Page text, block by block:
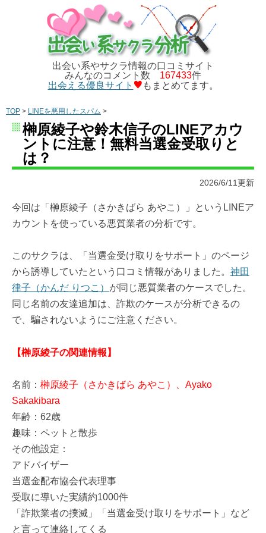
出会い系やサクラ情報の口コミサイト
みんなのコメント数 167433件
出会える優良サイト
もまとめてます。
TOP > LINEを悪用したスパム >
榊原綾子や鈴木信子のLINEアカウ
ントに注意！無料当選金受取りと
は？
2026/6/11更新
今回は「榊原綾子（さかきばら あやこ）」というLINEア
カウントを使っている悪質業者の分析です。
このサクラは、「当選金受け取りをサポート」のページ
から誘導していたという口コミ情報がありました。 神田
律子（かんだ りつこ） が同じ悪質業者のケースでした。
同じ名前の友達追加は、詐欺のケースが分析できるの
で、騙されないようにご注意ください。
【榊原綾子の関連情報】
名前： 榊原綾子（さかきばら あやこ）、Ayako
Sakakibara
年齢：62歳
趣味：ペットと散歩
その他設定：
アドバイザー
当選金配布協会代表理事
受取に導いた実績約1000件
「詐欺業者の撲滅」「当選金受け取りをサポート」など
と言って連絡してくる